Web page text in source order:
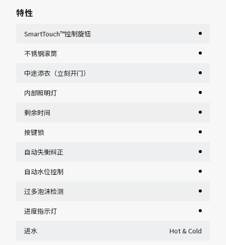
特性
SmartTouch™控制旋钮
不锈钢滚筒
中途添衣（立刻开门）
内部照明灯
剩余时间
按键锁
自动失衡纠正
自动水位控制
过多泡沫检测
进度指示灯
进水 Hot & Cold